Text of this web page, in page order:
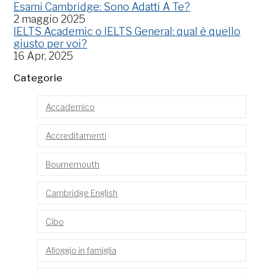
Esami Cambridge: Sono Adatti A Te?
2 maggio 2025
IELTS Academic o IELTS General: qual è quello
giusto per voi?
16 Apr, 2025
Categorie
Accademico
Accreditamenti
Bournemouth
Cambridge English
Cibo
Alloggio in famiglia